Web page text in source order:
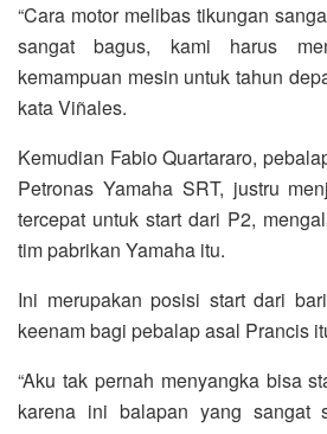
“Cara motor melibas tikungan
sangat bagus, kami harus
kemampuan mesin untuk tahun
kata Viñales.
Kemudian Fabio Quartararo,
Petronas Yamaha SRT, justru
tercepat untuk start dari P2,
tim pabrikan Yamaha itu.
Ini merupakan posisi start dari
keenam bagi pebalap asal Prancis
“Aku tak pernah menyangka bisa
karena ini balapan yang sangat